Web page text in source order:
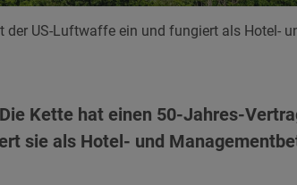
US-Luftwaffe ein und fungiert als Hotel-
Kette hat einen 50-Jahres-
sie als Hotel- und